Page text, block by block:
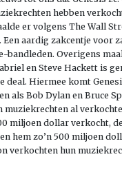
hebben
er volgens The Wall
aardig zakcentje voor
bandleden. Overigens
en Steve Hackett is
deal. Hiermee komt
als Bob Dylan en Bruce
muziekrechten al
miljoen dollar verkocht,
hem zo’n 500 miljoen
verkochten hun